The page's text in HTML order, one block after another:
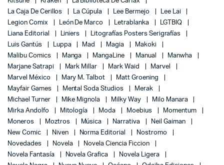
La Caja De Cerillos
La Cúpula Lee Bermejo
Lee Lai
Legion Comix
León De Marco Letrablanka
LGTBIQ
Liana Editorial
Liniers
Litografías Posters Serigrafías
Luis Gantús
Luppa Mad Magia
Makoki
Malibu Comics
Manga MangaLine Manual
Manwha
Marjane Satrapi
Mark Millar Mark Waid
Marvel
Marvel México
Mary M. Talbot
Matt Groening
Mayfair Games
Mental Soda Studios
Merak
Michael Turner
Mike Mignola Milky Way
Milo Manara
Mirka Andolfo
Mitología Moda Moebius
Momentum
Moneros
Moztros Música Narrativa
Neil Gaiman
New Comic
Niven Norma Editorial
Nostromo
Novedades
Novela
Novela Ciencia Ficcion
Novela Fantasía
Novela Grafica
Novela Ligera